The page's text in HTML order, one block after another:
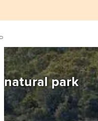
natural park